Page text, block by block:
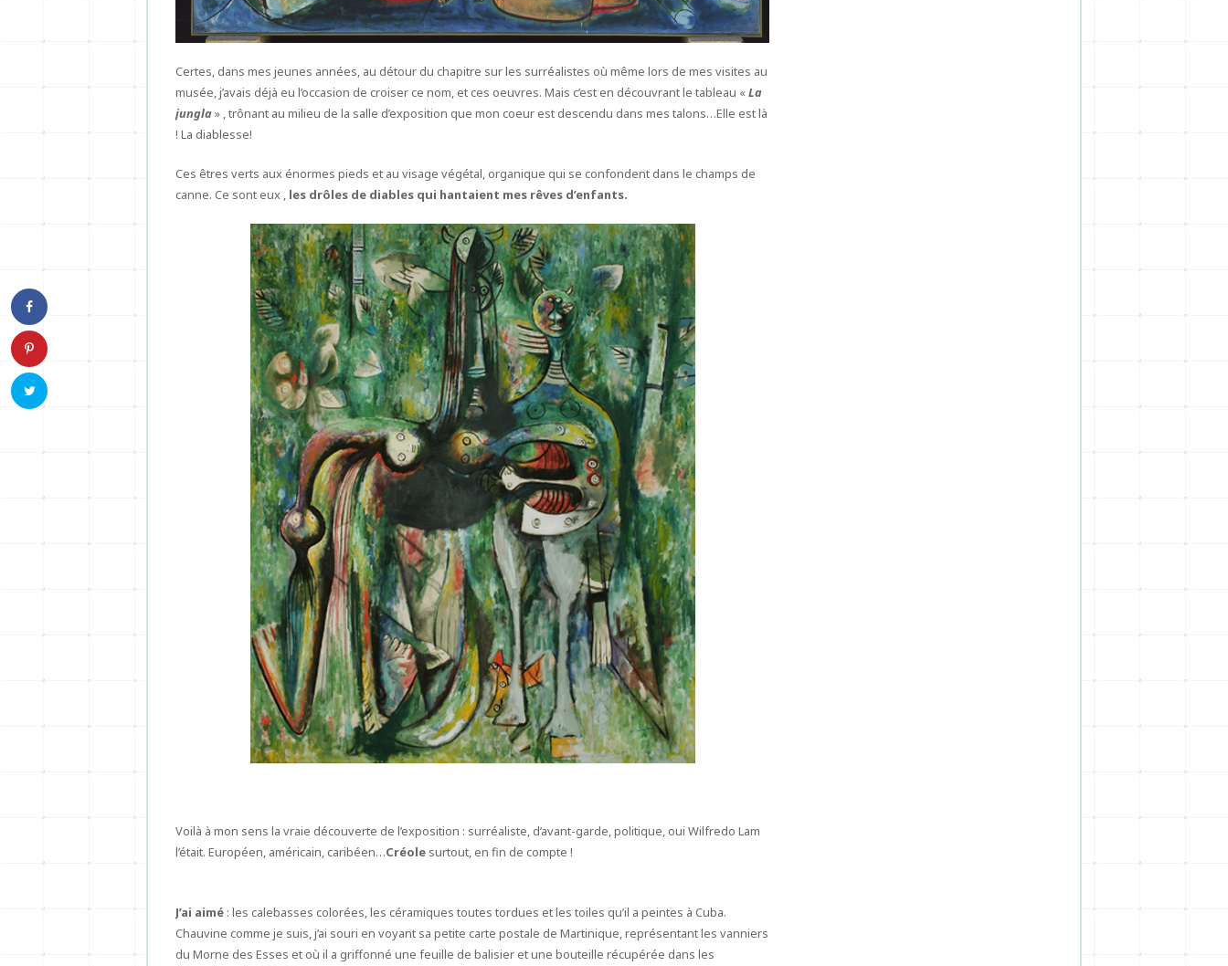
Certes, dans mes jeunes années, au détour du chapitre sur les surréalistes où même lors de mes visites au
musée, j’avais déjà eu l’occasion de croiser ce nom, et ces oeuvres. Mais c’est en découvrant le tableau «La
jungla» , trônant au milieu de la salle d’exposition que mon coeur est descendu dans mes talons…Elle est là
! La diablesse!
Ces êtres verts aux énormes pieds et au visage végétal, organique qui se confondent dans le champs de
canne. Ce sont eux , les drôles de diables qui hantaient mes rêves d’enfants.
Voilà à mon sens la vraie découverte de l’exposition : surréaliste, d’avant-garde, politique, oui Wilfredo Lam
l’était. Européen, américain, caribéen…Créole surtout, en fin de compte !
J’ai aimé : les calebasses colorées, les céramiques toutes tordues et les toiles qu’il a peintes à Cuba.
Chauvine comme je suis, j’ai souri en voyant sa petite carte postale de Martinique, représentant les vanniers
du Morne des Esses et où il a griffonné une feuille de balisier et une bouteille récupérée dans les